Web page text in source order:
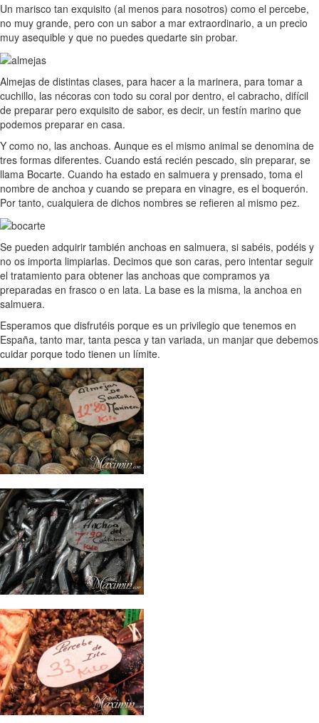
Un marisco tan exquisito (al menos para nosotros) como el percebe,
no muy grande, pero con un sabor a mar extraordinario, a un precio
muy asequible y que no puedes quedarte sin probar.
Almejas de distintas clases, para hacer a la marinera, para tomar a
cuchillo, las nécoras con todo su coral por dentro, el cabracho, difícil
de preparar pero exquisito de sabor, es decir, un festín marino que
podemos preparar en casa.
Y como no, las anchoas. Aunque es el mismo animal se denomina de
tres formas diferentes. Cuando está recién pescado, sin preparar, se
llama Bocarte. Cuando ha estado en salmuera y prensado, toma el
nombre de anchoa y cuando se prepara en vinagre, es el boquerón.
Por tanto, cualquiera de dichos nombres se refieren al mismo pez.
Se pueden adquirir también anchoas en salmuera, si sabéis, podéis y
no os importa limpiarlas. Decimos que son caras, pero intentar seguir
el tratamiento para obtener las anchoas que compramos ya
preparadas en frasco o en lata. La base es la misma, la anchoa en
salmuera.
Esperamos que disfrutéis porque es un privilegio que tenemos en
España, tanto mar, tanta pesca y tan variada, un manjar que debemos
cuidar porque todo tienen un límite.